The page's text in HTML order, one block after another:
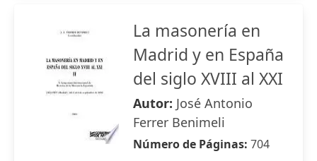
La masonería en
Madrid y en España
del siglo XVIII al XXI
Autor: José Antonio
Ferrer Benimeli
Número de Páginas: 704